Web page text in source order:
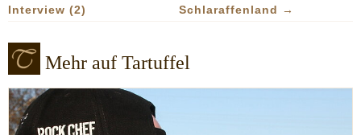
Interview (2)
Schlaraffenland →
Mehr auf Tartuffel